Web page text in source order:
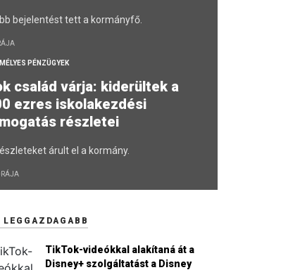
bejelentést tett a kormányfő.
PÉNZÜGYEK
család várja: kiderültek a
ezres iskolakezdési
részletei
árult el a kormány.
TikTok-videókkal alakítaná át a
Disney+ szolgáltatást a Disney